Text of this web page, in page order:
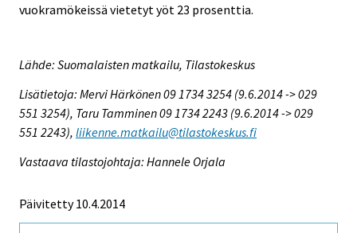
vuokramökeissä vietetyt yöt 23 prosenttia.
Lähde: Suomalaisten matkailu, Tilastokeskus
Lisätietoja: Mervi Härkönen 09 1734 3254 (9.6.2014 -> 029
551 3254), Taru Tamminen 09 1734 2243 (9.6.2014 -> 029
551 2243), liikenne.matkailu@tilastokeskus.fi
Vastaava tilastojohtaja: Hannele Orjala
Päivitetty 10.4.2014